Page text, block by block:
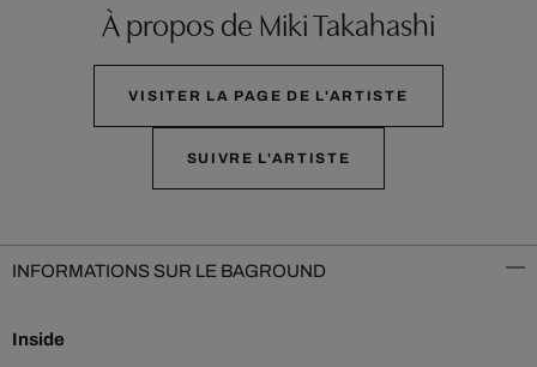
À propos de Miki Takahashi
VISITER LA PAGE DE L'ARTISTE
SUIVRE L'ARTISTE
INFORMATIONS SUR LE BAGROUND
Inside